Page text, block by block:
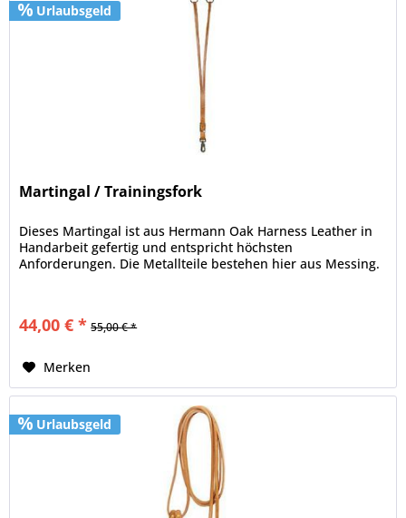
Urlaubsgeld
Martingal / Trainingsfork
Dieses Martingal ist aus Hermann Oak Harness Leather in
Handarbeit gefertig und entspricht höchsten
Anforderungen. Die Metallteile bestehen hier aus Messing.
44,00 € * 55,00 € *
Merken
Urlaubsgeld